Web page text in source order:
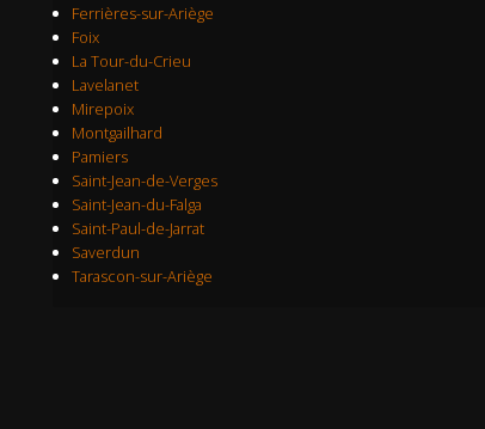
Ferrières-sur-Ariège
Foix
La Tour-du-Crieu
Lavelanet
Mirepoix
Montgailhard
Pamiers
Saint-Jean-de-Verges
Saint-Jean-du-Falga
Saint-Paul-de-Jarrat
Saverdun
Tarascon-sur-Ariège